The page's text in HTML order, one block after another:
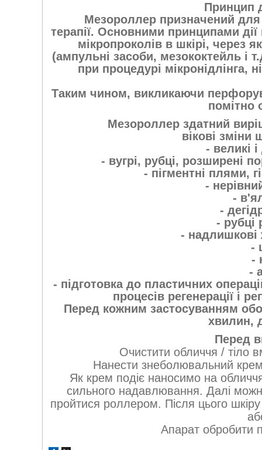
Принцип
Мезороллер призначений для
терапії. Основними принципами
мікропроколів в шкірі, через
(ампульні засоби, мезококтейль і
при процедурі мікронідлінга,
Таким чином, викликаючи
помітно
Мезороллер здатний
вікові зміни
- великі
- вугрі, рубці, розширені
- пігментні плями,
-
-
-
- рубці
- надлишкові
-
-
-
- підготовка до пластичних
процесів регенерації і
Перед кожним застосуванням
хвилин,
Перед
Очистити обличчя /
Нанести знеболювальний
Як крем подіє наносимо на
сильного надавлювання. Далі
пройтися роллером. Після цього
Апарат обробити